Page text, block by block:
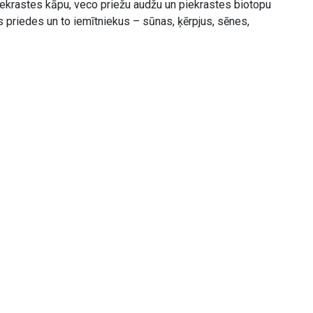
kāpu, veco priežu audžu un piekrastes biotopu
un to iemītniekus – sūnas, ķērpjus, sēnes,